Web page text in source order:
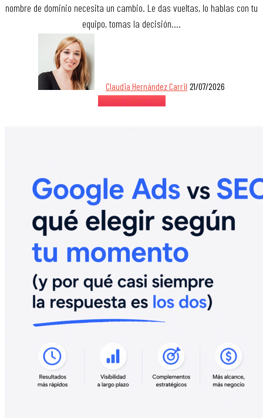
nombre de dominio necesita un cambio. Le das vueltas, lo hablas con tu
equipo, tomas la decisión.…
Claudia Hernández Carril 21/07/2026
Quiero saber más